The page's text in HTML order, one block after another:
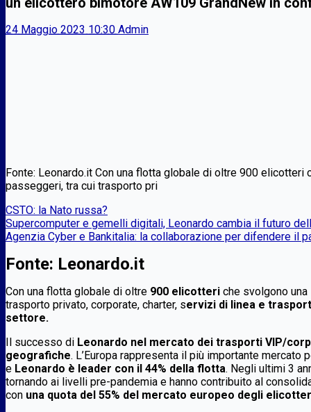
24 Maggio 2023 10:30 Admin
Fonte: Leonardo.it Con una flotta globale di oltre 900
passeggeri, tra cui trasporto pri
CSTO: la Nato russa?
Supercomputer e gemelli digitali, Leonardo cambia il futuro
Agenzia Cyber e Bankitalia: la collaborazione per difendere il
Fonte: Leonardo.it
Con una flotta globale di oltre 900 elicotteri che svolgono
trasporto privato, corporate, charter, servizi di linea e
settore.
Il successo di Leonardo nel mercato dei trasporti VIP/
geografiche. L’Europa rappresenta il più importante
e Leonardo è leader con il 44% della flotta. Negli ultimi 3
tornando ai livelli pre-pandemia e hanno contribuito al
con una quota del 55% del mercato europeo degli